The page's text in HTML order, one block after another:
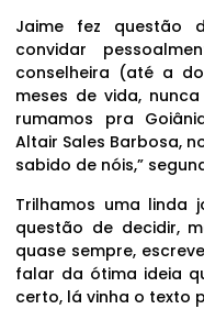
Jaime fez questão
convidar
conselheira (até a
meses de vida,
rumamos pra
Altair Sales Barbosa,
sabido de nóis,”
Trilhamos uma linda
questão de decidir,
quase sempre,
falar da ótima ideia
certo, lá vinha o texto